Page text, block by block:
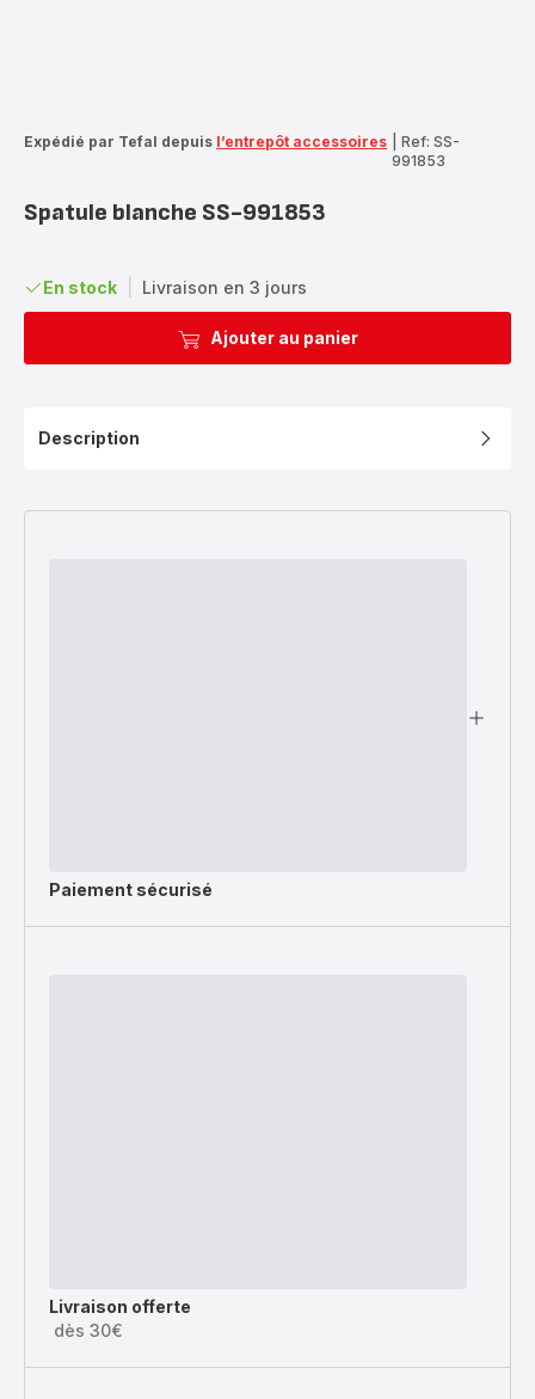
Expédié par Tefal depuis l’entrepôt accessoires
Ref: SS-
991853
Spatule blanche SS-991853
En stock Livraison en 3 jours
Ajouter au panier
Description
Paiement sécurisé
Livraison offerte
dès 30€